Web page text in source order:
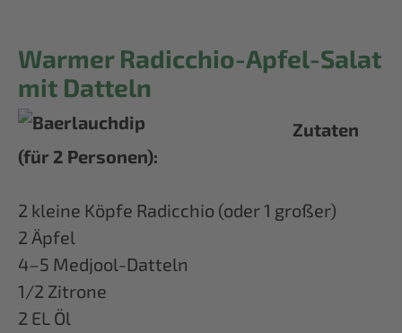
Warmer Radicchio-Apfel-Salat
mit Datteln
Zutaten
(für 2 Personen):
2 kleine Köpfe Radicchio (oder 1 großer)
2 Äpfel
4–5 Medjool-Datteln
1/2 Zitrone
2 EL Öl